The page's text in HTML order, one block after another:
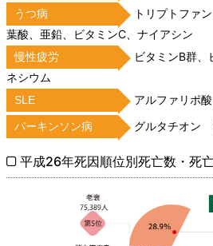
うつ病
トリプトファ
葉酸、亜鉛、ビタミンC、ナイアシン
慢性疲労
ビタミンB群
ネシウム
SLE アルファリポ
パーキンソン病 グルタチオン
平成26年死因順位別死亡数・死